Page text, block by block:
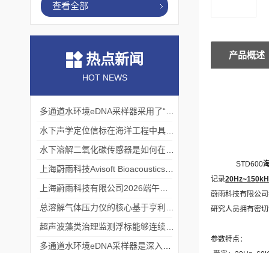
产品概述
STD600
记录20Hz~150k
蔚雨科技有限公司
研究人员拥有密
参数特点：
查看全部
热点新闻
HOT NEWS